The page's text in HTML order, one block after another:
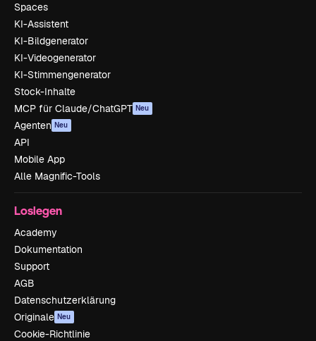
Spaces
KI-Assistent
KI-Bildgenerator
KI-Videogenerator
KI-Stimmengenerator
Stock-Inhalte
MCP für Claude/ChatGPT Neu
Agenten Neu
API
Mobile App
Alle Magnific-Tools
Loslegen
Academy
Dokumentation
Support
AGB
Datenschutzerklärung
Originale Neu
Cookie-Richtlinie